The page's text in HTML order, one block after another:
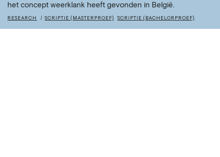
het concept weerklank heeft gevonden in België.
RESEARCH SCRIPTIE (MASTERPROEF) SCRIPTIE (BACHELORPROEF)